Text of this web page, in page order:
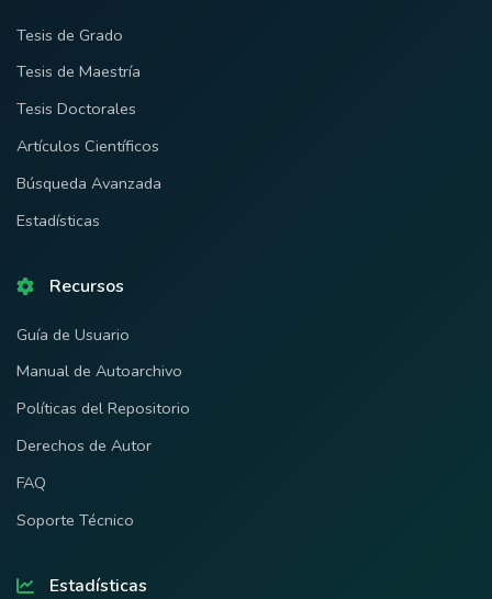
Tesis de Grado
Tesis de Maestría
Tesis Doctorales
Artículos Científicos
Búsqueda Avanzada
Estadísticas
Recursos
Guía de Usuario
Manual de Autoarchivo
Políticas del Repositorio
Derechos de Autor
FAQ
Soporte Técnico
Estadísticas